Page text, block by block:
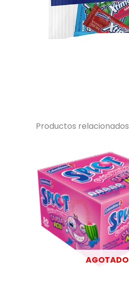
Productos relacionados
AGOTADO